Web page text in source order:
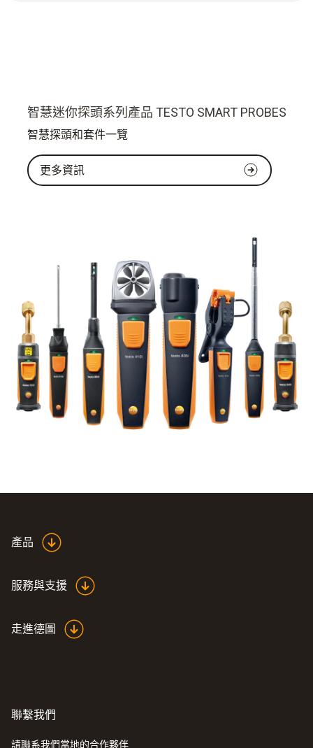
智慧迷你探頭系列產品 TESTO SMART PROBES
智慧探頭和套件一覽
更多資訊
產品
服務與支援
走進德圖
聯繫我們
請聯系我們當地的合作夥伴